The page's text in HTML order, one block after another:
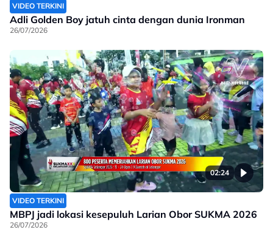
VIDEO TERKINI
Adli Golden Boy jatuh cinta dengan dunia Ironman
26/07/2026
02:24
VIDEO TERKINI
MBPJ jadi lokasi kesepuluh Larian Obor SUKMA 2026
26/07/2026